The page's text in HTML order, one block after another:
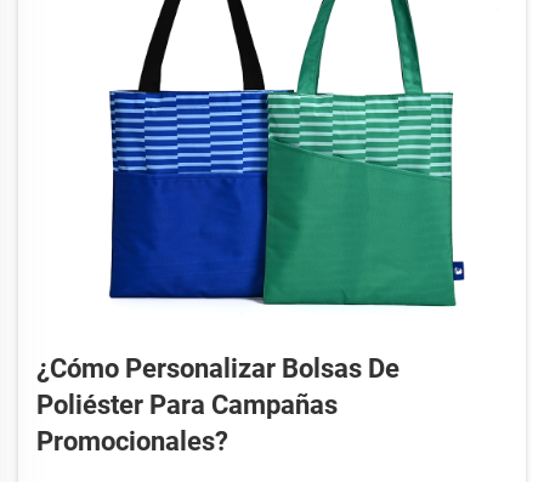
¿Cómo Personalizar Bolsas De
Poliéster Para Campañas
Promocionales?